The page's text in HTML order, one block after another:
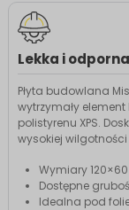
Lekka i
Płyta budowlana
wytrzymały
polistyrenu XPS.
wysokiej
Wymiary
Dostępne
Idealna pod